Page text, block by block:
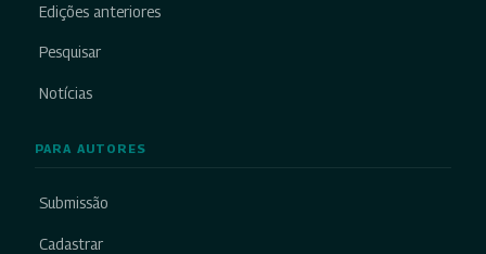
Edições anteriores
Pesquisar
Notícias
PARA AUTORES
Submissão
Cadastrar